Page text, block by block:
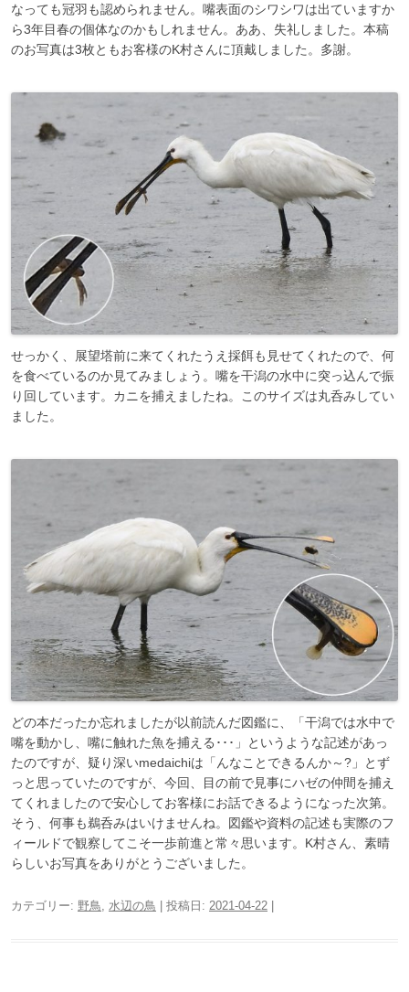
なっても冠羽も認められません。嘴表面のシワシワは出ていますか
ら3年目春の個体なのかもしれません。ああ、失礼しました。本稿
のお写真は3枚ともお客様のK村さんに頂戴しました。多謝。
せっかく、展望塔前に来てくれたうえ採餌も見せてくれたので、何
を食べているのか見てみましょう。嘴を干潟の水中に突っ込んで振
り回しています。カニを捕えましたね。このサイズは丸呑みしてい
ました。
どの本だったか忘れましたが以前読んだ図鑑に、「干潟では水中で
嘴を動かし、嘴に触れた魚を捕える･･･」というような記述があっ
たのですが、疑り深いmedaichiは「んなことできるんか～?」とず
っと思っていたのですが、今回、目の前で見事にハゼの仲間を捕え
てくれましたので安心してお客様にお話できるようになった次第。
そう、何事も鵜呑みはいけませんね。図鑑や資料の記述も実際のフ
ィールドで観察してこそ一歩前進と常々思います。K村さん、素晴
らしいお写真をありがとうございました。
カテゴリー: 野鳥 水辺の鳥 | 投稿日: 2021-04-22 |